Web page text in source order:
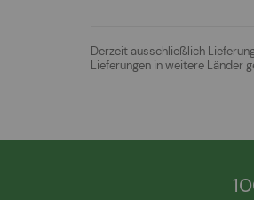
Derzeit ausschließlich
Lieferungen in weitere Länder